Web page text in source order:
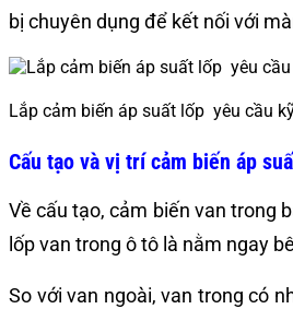
bị chuyên dụng để kết nối với
Lắp cảm biến áp suất lốp yêu cầu
Cấu tạo và vị trí cảm biến áp
Về cấu tạo, cảm biến van trong
lốp van trong ô tô là nằm ngay
So với van ngoài, van trong có